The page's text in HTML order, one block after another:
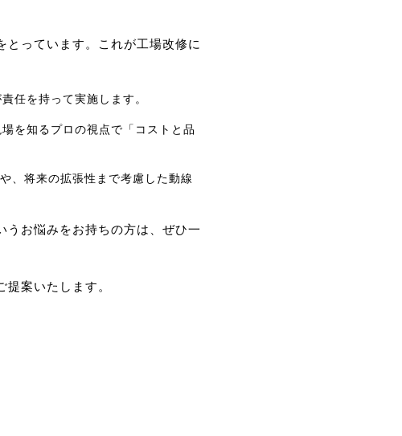
とっています。これが工場改修に
任を持って実施します。
を知るプロの視点で「コストと品
、将来の拡張性まで考慮した動線
うお悩みをお持ちの方は、ぜひ一
案いたします。